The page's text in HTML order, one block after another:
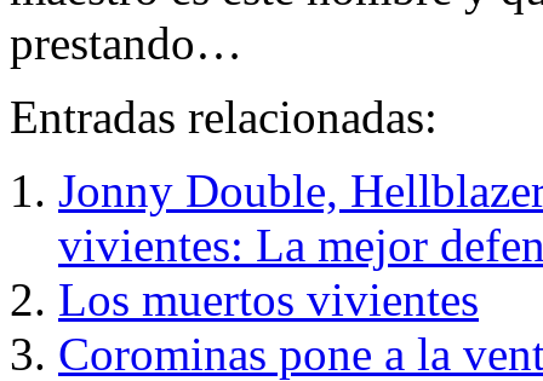
prestando…
Entradas relacionadas:
Jonny Double,
vivientes: La mejor
Los muertos vivientes
Corominas pone a la